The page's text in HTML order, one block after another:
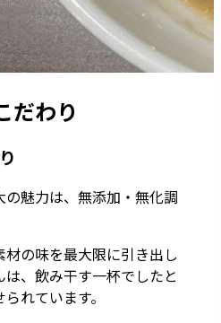
だわり
魅力は、無添加・無化調
の味を最大限に引き出し
、飲み干す一杯でしたと
れています。